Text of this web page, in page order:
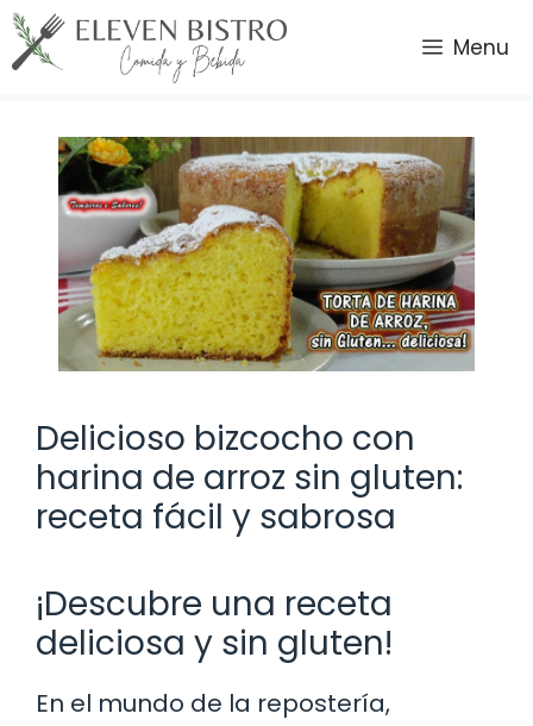
Saltar
al
contenido
Menu
Delicioso bizcocho con
harina de arroz sin gluten:
receta fácil y sabrosa
¡Descubre una receta
deliciosa y sin gluten!
En el mundo de la repostería,